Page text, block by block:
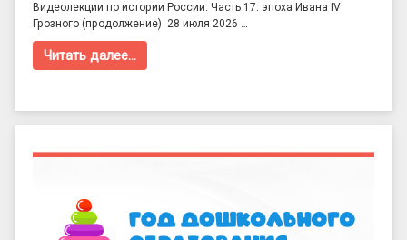
Видеолекции по истории России. Часть 17: эпоха Ивана IV
Грозного (продолжение) 28 июля 2026 …
Читать далее…